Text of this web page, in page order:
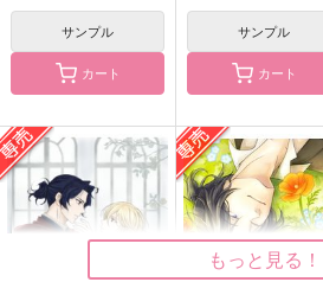
愛いわけがない
pie in the sky
825円（税込）
バンジークス×成歩堂龍ノ介
匙 ゴドー+成
アンソロジー
甘藍少年
3,144 円（税込）
成歩堂龍一
サンプル
サンプル
カート
サンプル
カート
もっと見る！